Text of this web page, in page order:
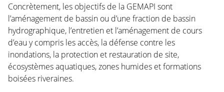
Concrètement, les objectifs de la GEMAPI sont
l’aménagement de bassin ou d’une fraction de bassin
hydrographique, l’entretien et l’aménagement de cours
d’eau y compris les accès, la défense contre les
inondations, la protection et restauration de site,
écosystèmes aquatiques, zones humides et formations
boisées riveraines.